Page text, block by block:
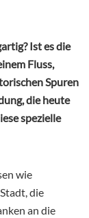
Ist es die
Fluss,
Spuren
die heute
spezielle
wie
die
an die